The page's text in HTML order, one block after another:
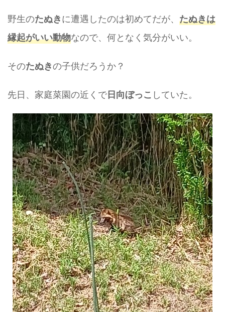
野生のたぬきに遭遇したのは初めてだが、 たぬきは
縁起がいい動物なので、何となく気分がいい。
そのたぬきの子供だろうか？
先日、家庭菜園の近くで日向ぼっこ していた。